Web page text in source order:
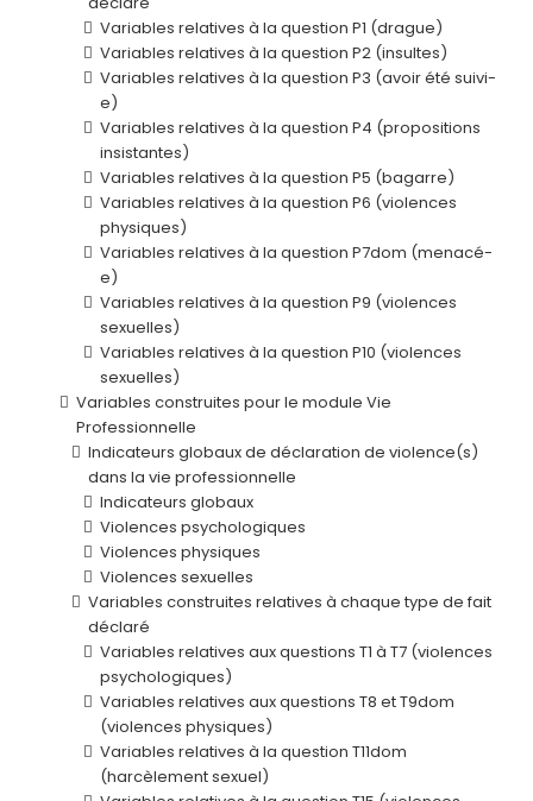
Variables relatives à la question P1 (drague)
Variables relatives à la question P2 (insultes)
Variables relatives à la question P3 (avoir été suivi-
e)
Variables relatives à la question P4 (propositions
insistantes)
Variables relatives à la question P5 (bagarre)
Variables relatives à la question P6 (violences
physiques)
Variables relatives à la question P7dom (menacé-
e)
Variables relatives à la question P9 (violences
sexuelles)
Variables relatives à la question P10 (violences
sexuelles)
Variables construites pour le module Vie
Professionnelle
Indicateurs globaux de déclaration de violence(s)
dans la vie professionnelle
Indicateurs globaux
Violences psychologiques
Violences physiques
Violences sexuelles
Variables construites relatives à chaque type de fait
déclaré
Variables relatives aux questions T1 à T7 (violences
psychologiques)
Variables relatives aux questions T8 et T9dom
(violences physiques)
Variables relatives à la question T11dom
(harcèlement sexuel)